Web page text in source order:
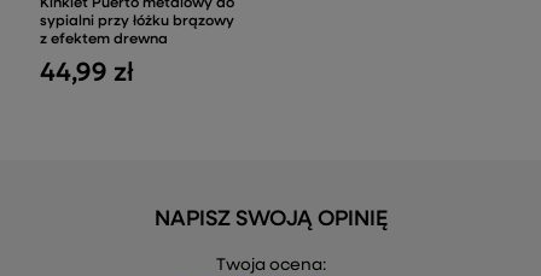
Kinkiet Puerto metalowy do
sypialni przy łóżku brązowy
z efektem drewna
44,99 zł
NAPISZ SWOJĄ OPINIĘ
Twoja ocena: